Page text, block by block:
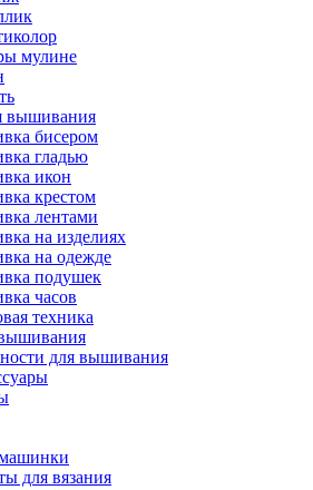
мулине
вышивания
бисером
гладью
икон
крестом
лентами
на изделиях
на одежде
подушек
часов
техника
для вышивания
для вязания